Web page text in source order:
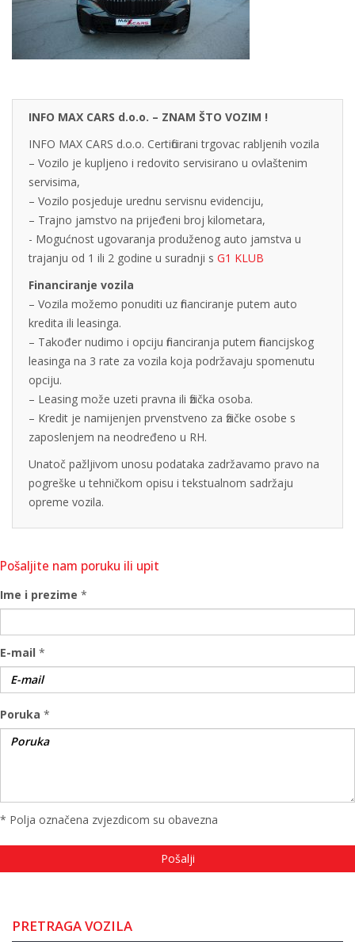
INFO MAX CARS d.o.o. – ZNAM ŠTO VOZIM !
INFO MAX CARS d.o.o. Certificirani trgovac rabljenih vozila
– Vozilo je kupljeno i redovito servisirano u ovlaštenim
servisima,
– Vozilo posjeduje urednu servisnu evidenciju,
– Trajno jamstvo na prijeđeni broj kilometara,
- Mogućnost ugovaranja produženog auto jamstva u
trajanju od 1 ili 2 godine u suradnji s G1 KLUB
Financiranje vozila
– Vozila možemo ponuditi uz financiranje putem auto
kredita ili leasinga.
– Također nudimo i opciju financiranja putem financijskog
leasinga na 3 rate za vozila koja podržavaju spomenutu
opciju.
– Leasing može uzeti pravna ili fizička osoba.
– Kredit je namijenjen prvenstveno za fizičke osobe s
zaposlenjem na neodređeno u RH.
Unatoč pažljivom unosu podataka zadržavamo pravo na
pogreške u tehničkom opisu i tekstualnom sadržaju
opreme vozila.
Pošaljite nam poruku ili upit
Ime i prezime *
E-mail *
Poruka *
* Polja označena zvjezdicom su obavezna
PRETRAGA VOZILA